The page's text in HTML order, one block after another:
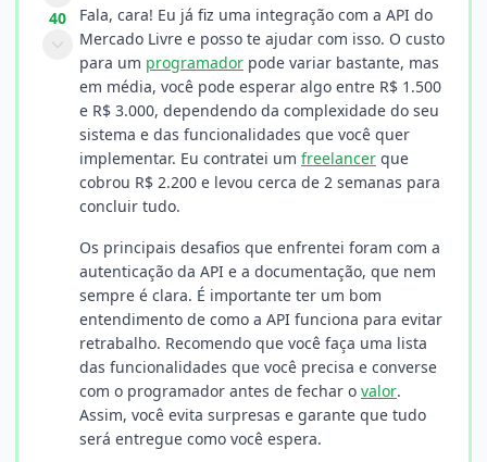
40
Fala, cara! Eu já fiz uma integração com a API do
Mercado Livre e posso te ajudar com isso. O custo
para um programador pode variar bastante, mas
em média, você pode esperar algo entre R$ 1.500
e R$ 3.000, dependendo da complexidade do seu
sistema e das funcionalidades que você quer
implementar. Eu contratei um freelancer que
cobrou R$ 2.200 e levou cerca de 2 semanas para
concluir tudo.
Os principais desafios que enfrentei foram com a
autenticação da API e a documentação, que nem
sempre é clara. É importante ter um bom
entendimento de como a API funciona para evitar
retrabalho. Recomendo que você faça uma lista
das funcionalidades que você precisa e converse
com o programador antes de fechar o valor.
Assim, você evita surpresas e garante que tudo
será entregue como você espera.